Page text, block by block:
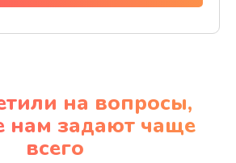
Заказать
мультиконтроллера
на вопросы,
нам задают чаще
всего